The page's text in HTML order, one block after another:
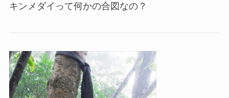
キンメダイって何かの合図なの？